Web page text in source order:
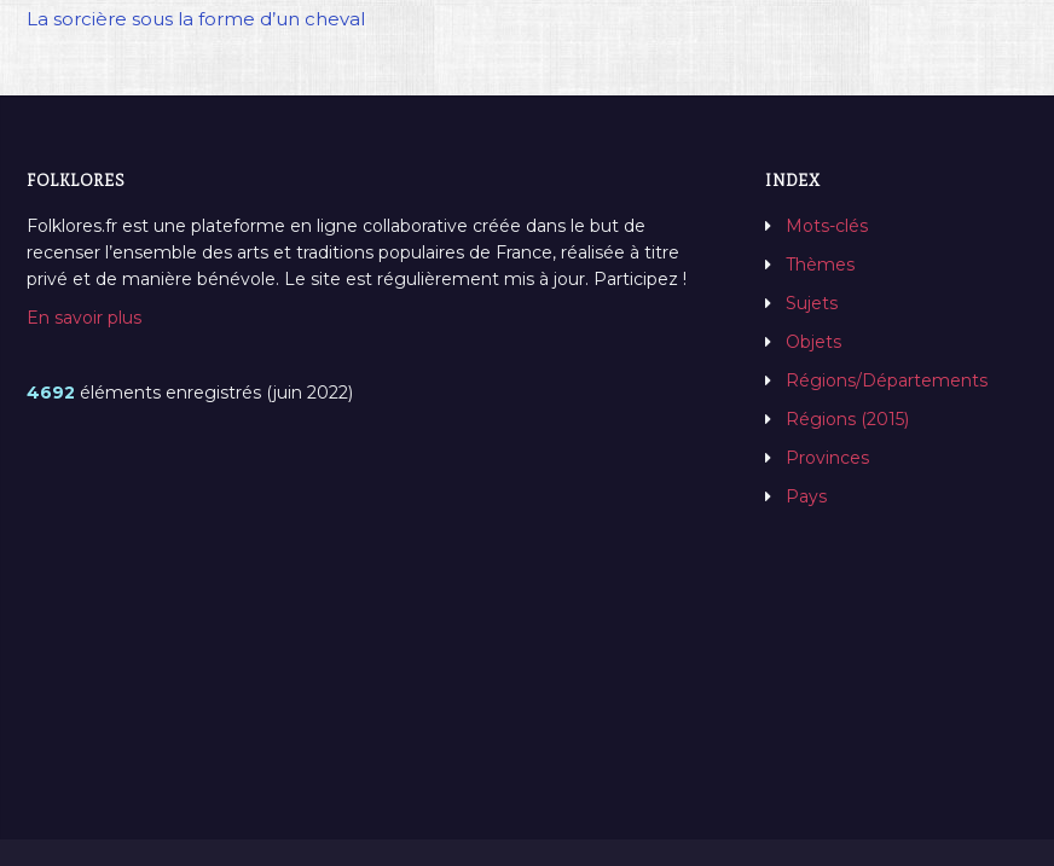
La sorcière sous la forme d’un cheval
FOLKLORES
Folklores.fr est une plateforme en ligne collaborative créée dans le but de
recenser l’ensemble des arts et traditions populaires de France, réalisée à titre
privé et de manière bénévole. Le site est régulièrement mis à jour. Participez !
En savoir plus
4692 éléments enregistrés (juin 2022)
INDEX
Mots-clés
Thèmes
Sujets
Objets
Régions/Départements
Régions (2015)
Provinces
Pays